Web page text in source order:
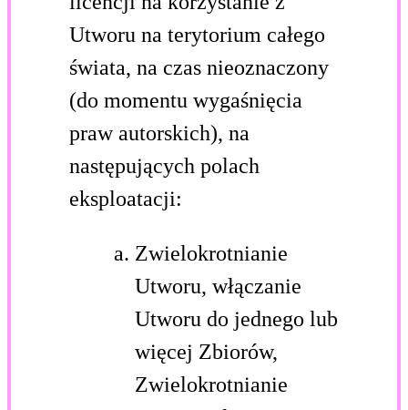
Utworu na terytorium całego
świata, na czas nieoznaczony
(do momentu wygaśnięcia
praw autorskich), na
następujących polach
eksploatacji:
Zwielokrotnianie
Utworu, włączanie
Utworu do jednego lub
więcej Zbiorów,
Zwielokrotnianie